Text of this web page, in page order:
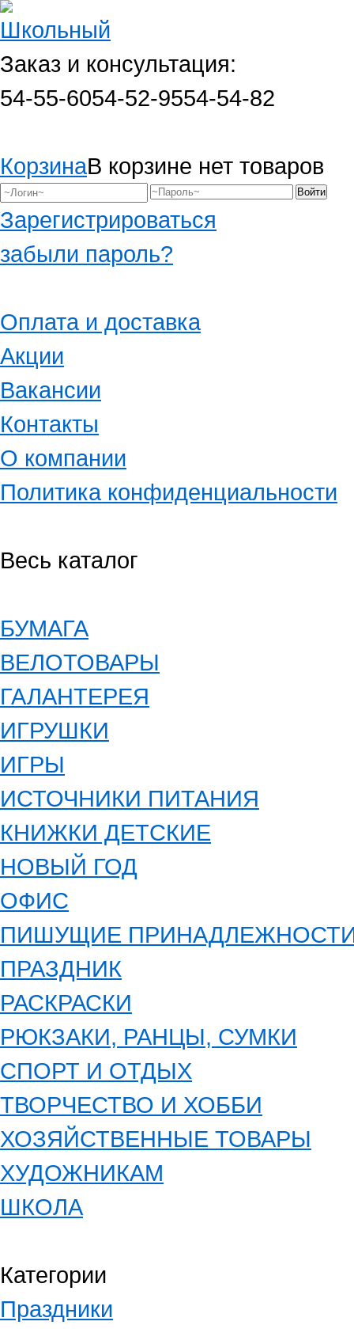
Заказ и консультация:
54-55-6054-52-9554-54-82
КорзинаВ корзине нет товаров
Зарегистрироваться
забыли пароль?
Оплата и доставка
Акции
Вакансии
Контакты
О компании
Политика конфиденциальности
Весь каталог
БУМАГА
ВЕЛОТОВАРЫ
ГАЛАНТЕРЕЯ
ИГРУШКИ
ИГРЫ
ИСТОЧНИКИ ПИТАНИЯ
КНИЖКИ ДЕТСКИЕ
НОВЫЙ ГОД
ОФИС
ПИШУЩИЕ
ПРАЗДНИК
РАСКРАСКИ
РЮКЗАКИ, РАНЦЫ, СУМКИ
СПОРТ И ОТДЫХ
ТВОРЧЕСТВО И ХОББИ
ХОЗЯЙСТВЕННЫЕ ТОВАРЫ
ХУДОЖНИКАМ
ШКОЛА
Категории
Праздники